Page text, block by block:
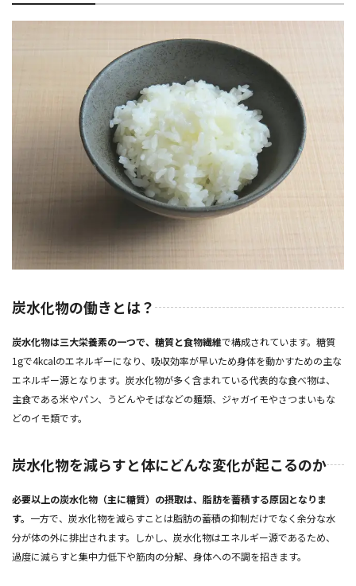
炭水化物の働きとは？
炭水化物は三大栄養素の一つで、糖質と食物繊維で構成されています。糖質
1gで4kcalのエネルギーになり、吸収効率が早いため身体を動かすための主な
エネルギー源となります。炭水化物が多く含まれている代表的な食べ物は、
主食である米やパン、うどんやそばなどの麺類、ジャガイモやさつまいもな
どのイモ類です。
炭水化物を減らすと体にどんな変化が起こるのか
必要以上の炭水化物（主に糖質）の摂取は、脂肪を蓄積する原因となりま
す。 一方で、炭水化物を減らすことは脂肪の蓄積の抑制だけでなく余分な水
分が体の外に排出されます。しかし、炭水化物はエネルギー源であるため、
過度に減らすと集中力低下や筋肉の分解、身体への不調を招きます。